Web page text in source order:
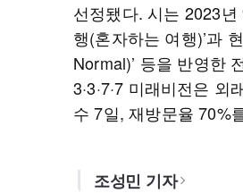
선정됐다. 시는 2023년
행(혼자하는 여행)’과
Normal)’ 등을 반영한
3·3·7·7 미래비전은
수 7일, 재방문율 70%
조성민 기자